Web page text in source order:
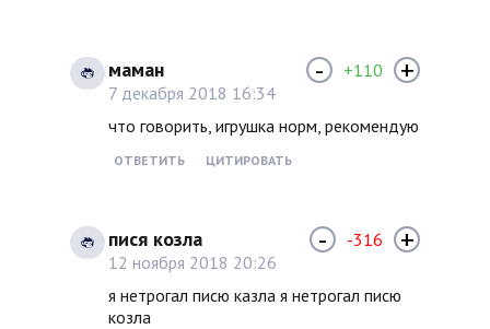
маман
7 декабря 2018 16:34
что говорить, игрушка норм, рекомендую
ОТВЕТИТЬ ЦИТИРОВАТЬ
- +110 +
пися козла
12 ноября 2018 20:26
я нетрогал писю казла я нетрогал писю
козла
- -316 +